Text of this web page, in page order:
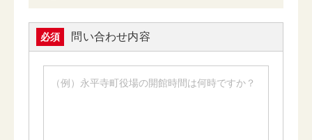
必須 問い合わせ内容